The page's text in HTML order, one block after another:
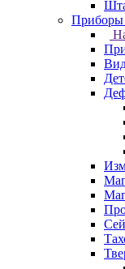
Приборы